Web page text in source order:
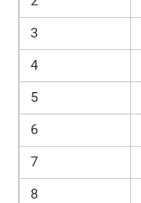
3
4
5
6
7
8